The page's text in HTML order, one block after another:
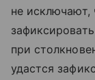
не исключают,
при
удастся